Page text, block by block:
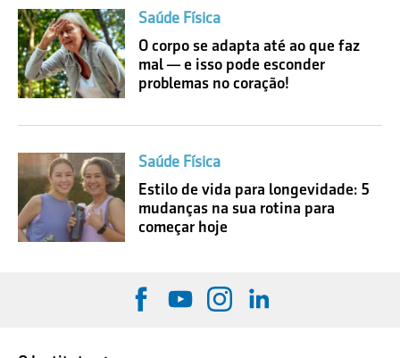
Saúde Física
O corpo se adapta até ao que faz
mal — e isso pode esconder
problemas no coração!
Saúde Física
Estilo de vida para longevidade: 5
mudanças na sua rotina para
começar hoje